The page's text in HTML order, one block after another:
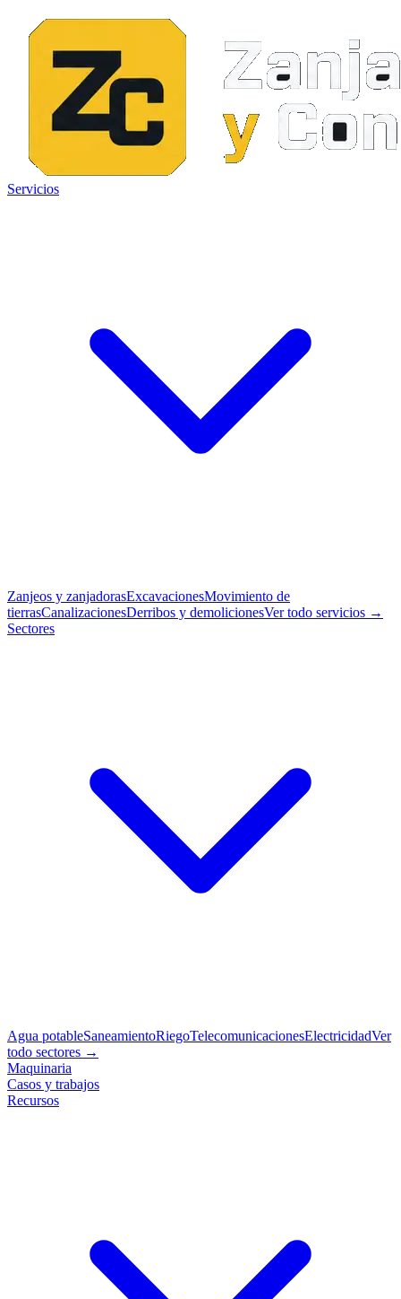
Servicios
Zanjeos y zanjadorasExcavacionesMovimiento de
tierrasCanalizacionesDerribos y demolicionesVer todo servicios →
Sectores
Agua potableSaneamientoRiegoTelecomunicacionesElectricidadVer
todo sectores →
Maquinaria
Casos y trabajos
Recursos